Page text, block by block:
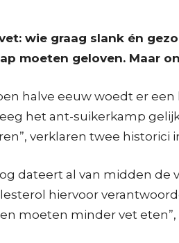
wie graag slank én
moeten geloven. Maar
halve eeuw woedt er
het ant-suikerkamp
verklaren twee historici
dateert al van midden de
hiervoor
moeten minder vet